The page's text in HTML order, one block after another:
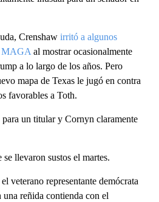
Crenshaw irritó a algunos
MAGA al mostrar ocasionalmente
a lo largo de los años. Pero
mapa de Texas le jugó en contra
favorables a Toth.
un titular y Cornyn claramente
llevaron sustos el martes.
veterano representante demócrata
reñida contienda con el